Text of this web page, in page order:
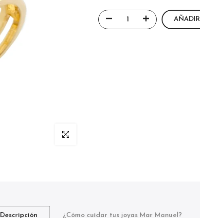
Click para agrandar
Descripción ¿Cómo cuidar tus joyas Mar Manuel?